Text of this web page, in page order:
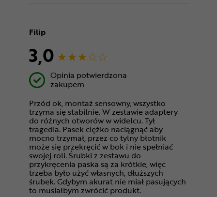
Filip
3,0
Opinia potwierdzona
zakupem
Przód ok, montaż sensowny, wszystko
trzyma się stabilnie. W zestawie adaptery
do różnych otworów w widelcu. Tył
tragedia. Pasek ciężko naciągnąć aby
mocno trzymał, przez co tylny błotnik
może się przekręcić w bok i nie spełniać
swojej roli. Śrubki z zestawu do
przykręcenia paska są za krótkie, więc
trzeba było użyć własnych, dłuższych
śrubek. Gdybym akurat nie miał pasujących
to musiałbym zwrócić produkt.